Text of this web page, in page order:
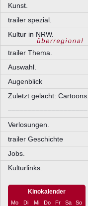
Kunst.
trailer spezial.
Kultur in NRW.
trailer Thema.
Auswahl.
Augenblick
Zuletzt gelacht: Cartoons.
––––––––––––––––––––
Verlosungen.
trailer Geschichte
Jobs.
Kulturlinks.
Kinokalender
Mo Di Mi Do Fr Sa
So